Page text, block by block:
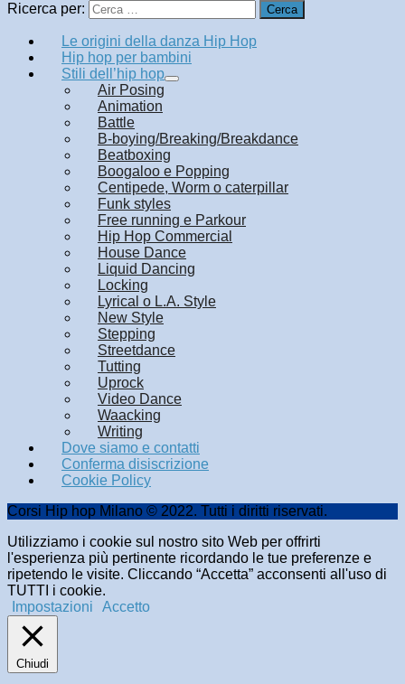
Ricerca per:
Le origini della danza Hip Hop
Hip hop per bambini
Stili dell’hip hop
Air Posing
Animation
Battle
B-boying/Breaking/Breakdance
Beatboxing
Boogaloo e Popping
Centipede, Worm o caterpillar
Funk styles
Free running e Parkour
Hip Hop Commercial
House Dance
Liquid Dancing
Locking
Lyrical o L.A. Style
New Style
Stepping
Streetdance
Tutting
Uprock
Video Dance
Waacking
Writing
Dove siamo e contatti
Conferma disiscrizione
Cookie Policy
Corsi Hip hop Milano © 2022. Tutti i diritti riservati.
Utilizziamo i cookie sul nostro sito Web per offrirti
l'esperienza più pertinente ricordando le tue preferenze e
ripetendo le visite. Cliccando “Accetta” acconsenti all'uso di
TUTTI i cookie.
Impostazioni
Accetto
Chiudi